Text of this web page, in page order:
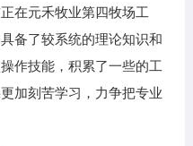
在元禾牧业第四牧场工
备了较系统的理论知识和
作技能，积累了一些的工
加刻苦学习，力争把专业